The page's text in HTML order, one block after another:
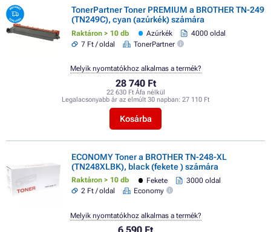
TonerPartner Toner PREMIUM a BROTHER TN-249
(TN249C), cyan (azúrkék) számára
Raktáron > 10 db Azúrkék
4000 oldal
7 Ft / oldal
TonerPartner
28 740 Ft
22 630 Ft Áfa nélkül
Legalacsonyabb ár az elmúlt 30 napban: 27 110 Ft
Kosárba
Melyik nyomtatókhoz alkalmas a termék?
ECONOMY Toner a BROTHER TN-248-XL
(TN248XLBK), black (fekete ) számára
Raktáron > 10 db Fekete
3000 oldal
2 Ft / oldal
Economy
Melyik nyomtatókhoz alkalmas a termék?